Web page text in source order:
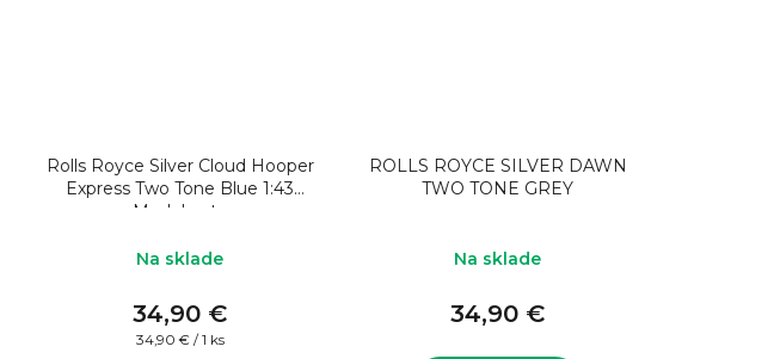
Rolls Royce Silver Cloud Hooper
Express Two Tone Blue 1:43
Model auta
Na sklade
34,90 €
Jednotková
34,90 € / 1 ks
ROLLS ROYCE SILVER DAWN
TWO TONE GREY
Na sklade
34,90 €